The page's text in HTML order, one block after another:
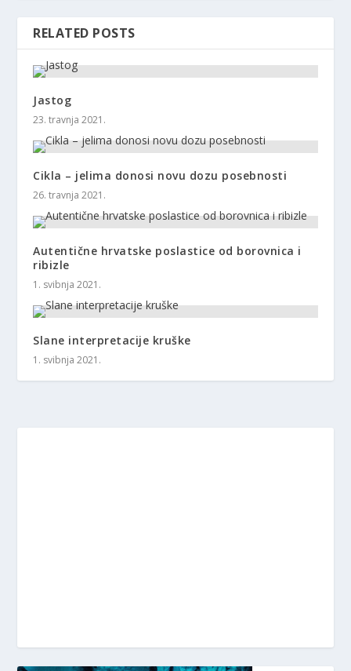
RELATED POSTS
Jastog
23. travnja 2021.
Cikla – jelima donosi novu dozu posebnosti
26. travnja 2021.
Autentične hrvatske poslastice od borovnica i
ribizle
1. svibnja 2021.
Slane interpretacije kruške
1. svibnja 2021.